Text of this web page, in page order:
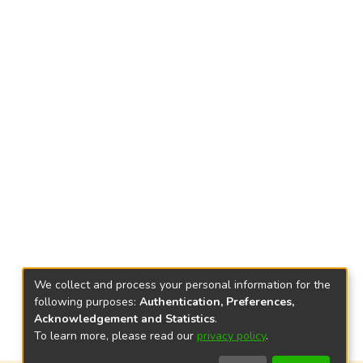
We collect and process your personal information for the
following purposes: Authentication, Preferences,
Acknowledgement and Statistics.
To learn more, please read our privacy policy.